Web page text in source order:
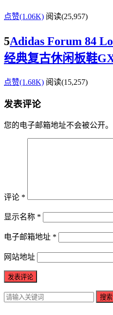
点赞(1.06K) 阅读(25,957)
5Adidas Forum 84
经典复古休闲板鞋
点赞(1.68K) 阅读(15,257)
发表评论
您的电子邮箱地址不会被公开。
评论 *
显示名称 *
电子邮箱地址 *
网站地址
搜索